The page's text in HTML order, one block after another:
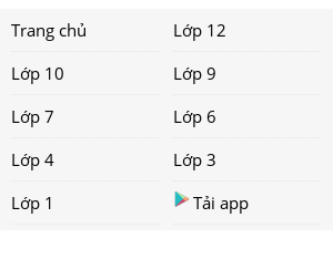
Trang chủ Lớp 12
Lớp 10
Lớp 9
Lớp 7
Lớp 6
Lớp 4
Lớp 3
Lớp 1
Tải app